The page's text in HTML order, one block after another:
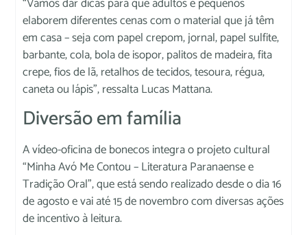
elaborem diferentes cenas com o material que já têm
em casa – seja com papel crepom, jornal, papel sulfite,
barbante, cola, bola de isopor, palitos de madeira, fita
crepe, fios de lã, retalhos de tecidos, tesoura, régua,
caneta ou lápis”, ressalta Lucas Mattana.
Diversão em família
A vídeo-oficina de bonecos integra o projeto cultural
“Minha Avó Me Contou – Literatura Paranaense e
Tradição Oral”, que está sendo realizado desde o dia 16
de agosto e vai até 15 de novembro com diversas ações
de incentivo à leitura.